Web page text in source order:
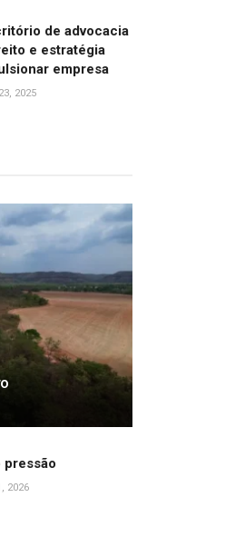
de advocacia
e estratégia
empresa
2025
pressão
2026